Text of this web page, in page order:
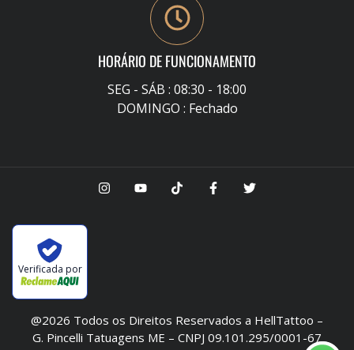
HORÁRIO DE FUNCIONAMENTO
SEG - SÁB : 08:30 - 18:00
DOMINGO : Fechado
Verificada por
@2026 Todos os Direitos Reservados a HellTattoo –
G. Pincelli Tatuagens ME – CNPJ 09.101.295/0001-67